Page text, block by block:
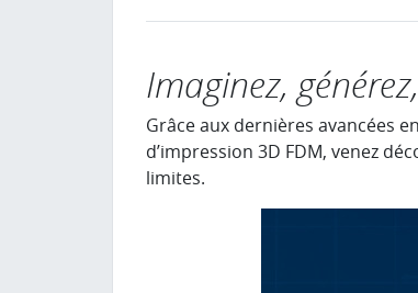
Imaginez,
Grâce aux dernières avancées
d’impression 3D FDM, venez
limites.